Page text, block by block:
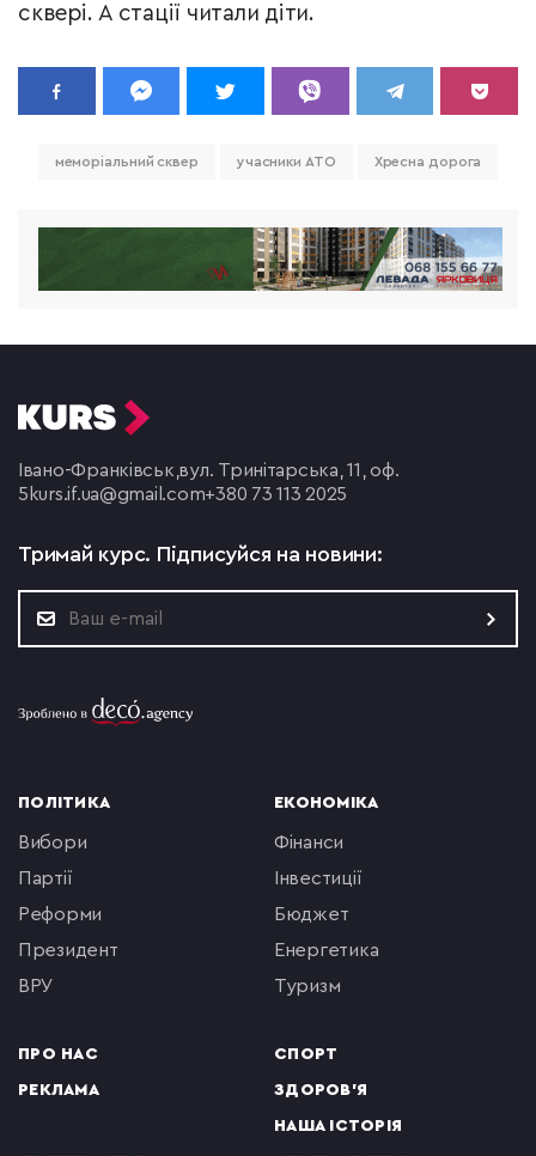
сквері. А стації читали діти.
меморіальний сквер учасники АТО Хресна дорога
Івано-Франківськ,вул. Тринітарська, 11, оф.
5 kurs.if.ua@gmail.com+380 73 113 2025
Тримай курс. Підписуйся на новини:
ПОЛІТИКА
вибори
партії
реформи
президент
ВРУ
ПРО НАС
РЕКЛАМА
ЕКОНОМІКА
фінанси
інвестиції
бюджет
енергетика
туризм
СПОРТ
ЗДОРОВ'Я
НАША ІСТОРІЯ